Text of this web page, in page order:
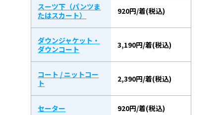
スーツ下（パンツま
たはスカート）
920円/着(税込)
ダウンジャケット・
ダウンコート
3,190円/着(税込)
コート / ニットコー
ト
2,390円/着(税込)
セーター 920円/着(税込)